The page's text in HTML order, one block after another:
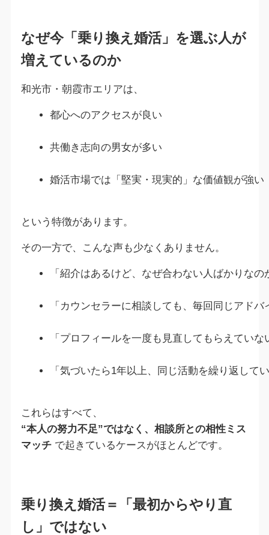
なぜ今「乗り換え婚活」を選ぶ人が
増えているのか
和光市・朝霞市エリアは、
都心へのアクセスが良い
共働き志向の男女が多い
婚活市場では「堅実・現実的」な価値観が強い
という特徴があります。
その一方で、こんな声も少なくありません。
「紹介はあるけど、なぜ合わない人ばかりな
「カウンセラーに相談しても、毎回同じアドバ
「プロフィールを一度も見直してもらえていな
「気づいたら1年以上、同じ活動を繰り返して
これらはすべて、
“本人の努力不足”ではなく、相談所との相性ミス
マッチ で起きているケースがほとんどです。
乗り換え婚活＝「最初からやり直
し」ではない